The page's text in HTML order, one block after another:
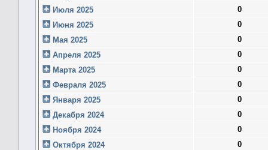
Июля 2025
0
Июня 2025
0
Мая 2025
0
Апреля 2025
0
Марта 2025
0
Февраля 2025
0
Января 2025
0
Декабря 2024
0
Ноября 2024
0
Октября 2024
0